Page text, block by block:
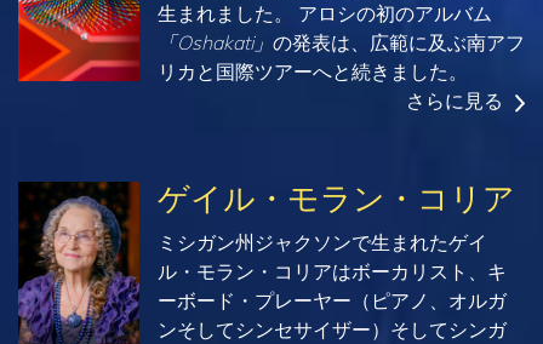
生まれました。 アロシの初のアルバム
「Oshakati」 の発表は、広範に及ぶ南アフ
リカと国際ツアーへと続きました。
さらに見る
ゲイル・モラン・コリア
ミシガン州ジャクソンで生まれたゲイ
ル・モラン・コリアはボーカリスト、キ
ーボード・プレーヤー（ピアノ、オルガ
ンそしてシンセサイザー）そしてシンガ